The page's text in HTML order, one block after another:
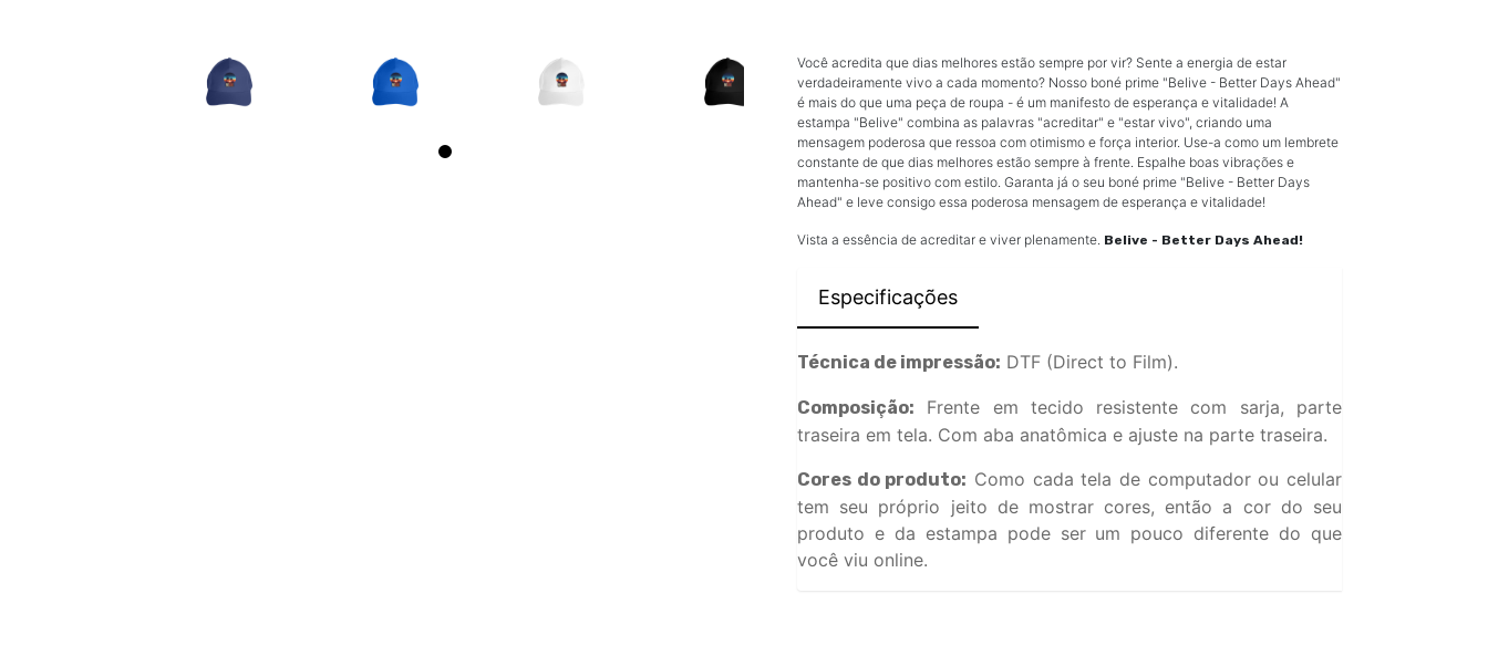
Você acredita que dias melhores estão sempre por vir? Sente a energia de estar
verdadeiramente vivo a cada momento? Nosso boné prime "Belive - Better Days Ahead"
é mais do que uma peça de roupa - é um manifesto de esperança e vitalidade! A
estampa "Belive" combina as palavras "acreditar" e "estar vivo", criando uma
mensagem poderosa que ressoa com otimismo e força interior. Use-a como um lembrete
constante de que dias melhores estão sempre à frente. Espalhe boas vibrações e
mantenha-se positivo com estilo. Garanta já o seu boné prime "Belive - Better Days
Ahead" e leve consigo essa poderosa mensagem de esperança e vitalidade!
Vista a essência de acreditar e viver plenamente. Belive - Better Days Ahead!
Especificações
Técnica de impressão: DTF (Direct to Film).
Composição: Frente em tecido resistente com sarja, parte
traseira em tela. Com aba anatômica e ajuste na parte traseira.
Cores do produto: Como cada tela de computador ou celular
tem seu próprio jeito de mostrar cores, então a cor do seu
produto e da estampa pode ser um pouco diferente do que
você viu online.